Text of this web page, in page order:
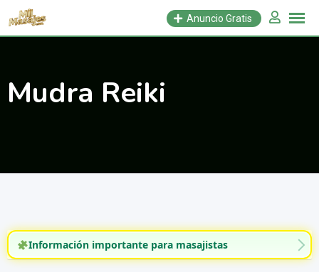
Saltar
Anuncio Gratis
Mudra Reiki
Información importante para masajistas